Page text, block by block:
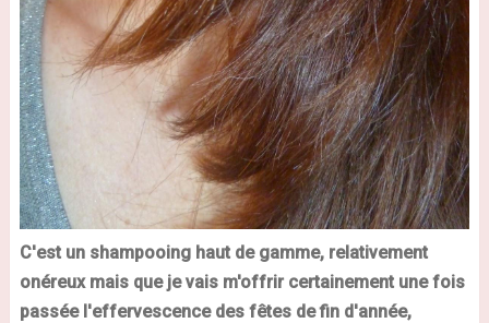
C'est un shampooing haut de gamme, relativement
onéreux mais que je vais m'offrir certainement une fois
passée l'effervescence des fêtes de fin d'année,